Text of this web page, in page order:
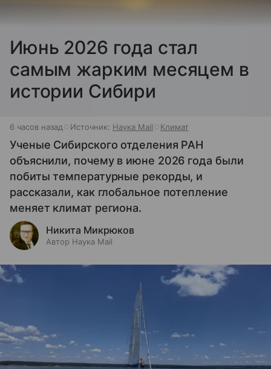
Июнь 2026 года стал
самым жарким месяцем в
истории Сибири
6 часов назад Источник: Наука Mail Климат
Ученые Сибирского отделения РАН
объяснили, почему в июне 2026 года были
побиты температурные рекорды, и
рассказали, как глобальное потепление
меняет климат региона.
Никита Микрюков
Автор Наука Mail